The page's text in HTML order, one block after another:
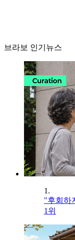
브라보 인기뉴스
1.
"후회하
1위